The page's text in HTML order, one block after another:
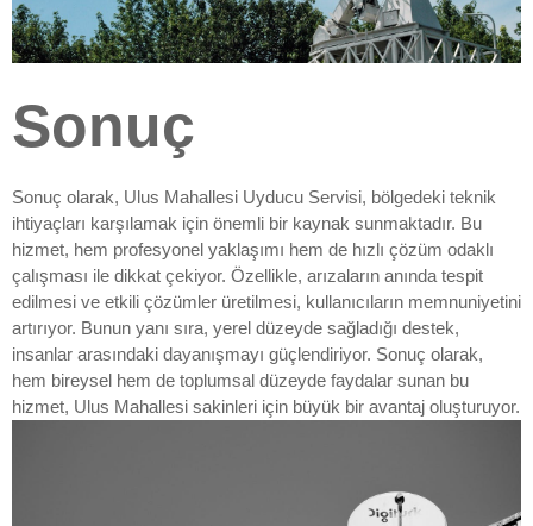
Sonuç
Sonuç olarak, Ulus Mahallesi Uyducu Servisi, bölgedeki teknik
ihtiyaçları karşılamak için önemli bir kaynak sunmaktadır. Bu
hizmet, hem profesyonel yaklaşımı hem de hızlı çözüm odaklı
çalışması ile dikkat çekiyor. Özellikle, arızaların anında tespit
edilmesi ve etkili çözümler üretilmesi, kullanıcıların memnuniyetini
artırıyor. Bunun yanı sıra, yerel düzeyde sağladığı destek,
insanlar arasındaki dayanışmayı güçlendiriyor. Sonuç olarak,
hem bireysel hem de toplumsal düzeyde faydalar sunan bu
hizmet, Ulus Mahallesi sakinleri için büyük bir avantaj oluşturuyor.